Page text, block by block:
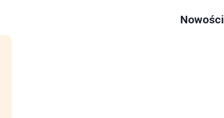
Nowości